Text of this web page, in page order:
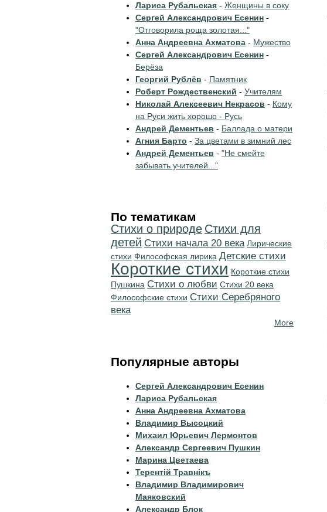
Лариса Рубальская - Женщины в соку
Сергей Александрович Есенин -
"Отговорила роща золотая..."
Анна Андреевна Ахматова - Мужество
Сергей Александрович Есенин -
Берёза
Георгий Рублёв - Памятник
Роберт Рождественский - Учителям
Николай Алексеевич Некрасов - Кому
на Руси жить хорошо - Русь
Андрей Дементьев - Баллада о матери
Агния Барто - За цветами в зимний лес
Андрей Дементьев - "Не смейте
забывать учителей..."
По тематикам
Стихи о природе Стихи для
детей Cтихи начала 20 века Лирические
стихи Философская лирика Детские стихи
Короткие стихи Короткие стихи
Пушкина Стихи о любви Стихи 20 века
Философские стихи Cтихи Серебряного
века
More
Популярные авторы
Сергей Александрович Есенин
Лариса Рубальская
Анна Андреевна Ахматова
Владимир Высоцкий
Михаил Юрьевич Лермонтов
Александр Сергеевич Пушкин
Марина Цветаева
Терентiй Травнiкъ
Владимир Владимирович
Маяковский
Александр Блок